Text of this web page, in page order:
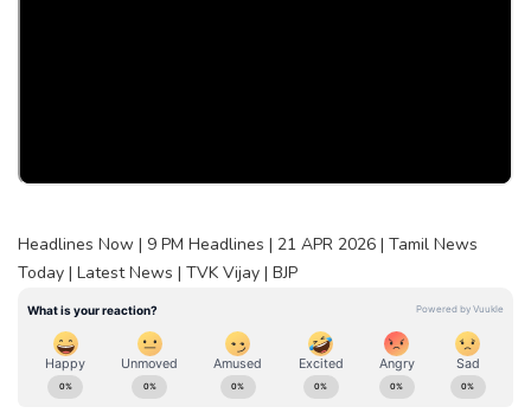
Headlines Now | 9 PM Headlines | 21 APR 2026 | Tamil News
Today | Latest News | TVK Vijay | BJP